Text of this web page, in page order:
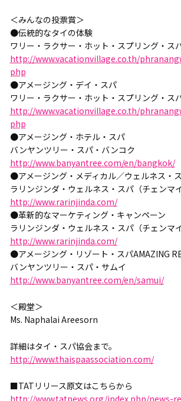
＜みんなの投票賞＞
●伝統的なタイの体験
ワリー・ラクサー・ホット・スプリング・ス
http://www.vacationvillage.co.th/
php
●アメージング・デイ・スパ
ワリー・ラクサー・ホット・スプリング・ス
http://www.vacationvillage.co.th/
php
●アメージング・ホテル・スパ
バンヤンツリー・スパ・バンコク
http://www.banyantree.com/en/bangkok/
●アメージング・メディカル／ウェルネス・
ラリンジンダ・ウェルネス・スパ（チェンマイ
http://www.rarinjinda.com/
●革新的なマーケティング・キャンペーン
ラリンジンダ・ウェルネス・スパ（チェンマイ
http://www.rarinjinda.com/
●アメージング・リゾート・スパAMAZING
バンヤンツリー・スパ・サムイ
http://www.banyantree.com/en/samui/
＜殿堂＞
Ms. Naphalai Areesorn
詳細はタイ・スパ協会まで。
http://www.thaispaassociation.com/
■TATリリース原文はこちらから
http://www.tatnews.org/index.php/news-